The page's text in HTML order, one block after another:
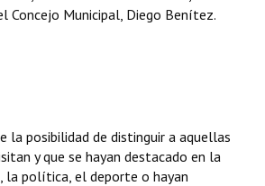
Concejo Municipal, Diego Benítez.
la posibilidad de distinguir a aquellas
y que se hayan destacado en la
la política, el deporte o hayan